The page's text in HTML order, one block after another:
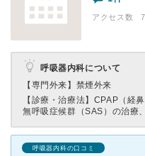
アクセス数 7
呼吸器内科について
【専門外来】 禁煙外来
【診療・治療法】 CPAP（経
無呼吸症候群（SAS）の治療
呼吸器内科の口コミ